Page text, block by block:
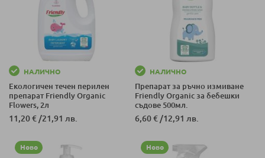
НАЛИЧНО
Екологичен течен перилен
препарат Friendly Organic
Flowers, 2л
11,20 € /21,91 лв.
НАЛИЧНО
Препарат за ръчно измиване
Friendly Organic за бебешки
съдове 500мл.
6,60 € /12,91 лв.
Ново Ново